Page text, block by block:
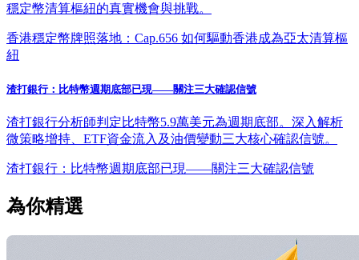
穩定幣清算樞紐的真實機會與挑戰。
香港穩定幣牌照落地：Cap.656 如何驅動香港成為亞太清算樞
紐
渣打銀行：比特幣週期底部已現——關注三大確認信號
渣打銀行分析師判定比特幣5.9萬美元為週期底部。深入解析
微策略增持、ETF資金流入及油價變動三大核心確認信號。
渣打銀行：比特幣週期底部已現——關注三大確認信號
為你精選